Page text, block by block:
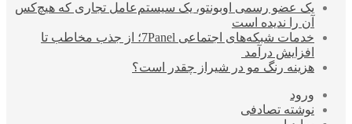
یک عضو رسمی اوبونتو، یک سیستم‌عامل تجاری که هیچ‌کس
آن را ندیده است
خدمات شبکه‌های اجتماعی 7Panel؛ از جذب مخاطب تا
افزایش درآمد
هزینه رنگ مو در شیراز چقدر است؟
ورود
نوشته تصادفی